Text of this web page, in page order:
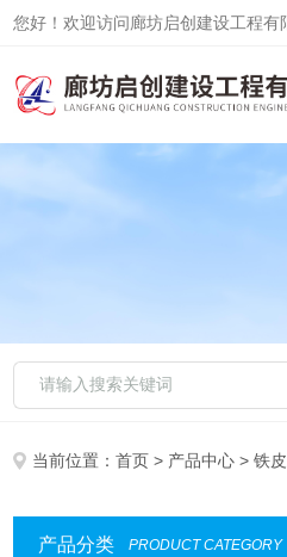
您好！欢迎访问廊坊启创建设工程有
当前位置：首页 > 产品中心 >铁
产品分类 PRODUCT CATEGORY